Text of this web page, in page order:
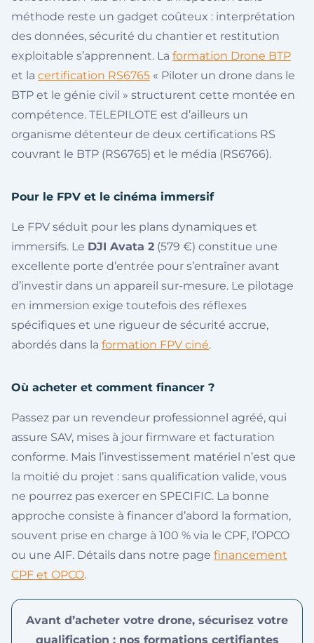
méthode reste un gadget coûteux : interprétation
des données, sécurité du chantier et restitution
exploitable s’apprennent. La formation Drone BTP
et la certification RS6765 « Piloter un drone dans le
BTP et le génie civil » structurent cette montée en
compétence. TELEPILOTE est d’ailleurs un
organisme détenteur de deux certifications RS
couvrant le BTP (RS6765) et le média (RS6766).
Pour le FPV et le cinéma immersif
Le FPV séduit pour les plans dynamiques et
immersifs. Le DJI Avata 2 (579 €) constitue une
excellente porte d’entrée pour s’entraîner avant
d’investir dans un appareil sur-mesure. Le pilotage
en immersion exige toutefois des réflexes
spécifiques et une rigueur de sécurité accrue,
abordés dans la formation FPV ciné.
Où acheter et comment financer ?
Passez par un revendeur professionnel agréé, qui
assure SAV, mises à jour firmware et facturation
conforme. Mais l’investissement matériel n’est que
la moitié du projet : sans qualification valide, vous
ne pourrez pas exercer en SPECIFIC. La bonne
approche consiste à financer d’abord la formation,
souvent prise en charge à 100 % via le CPF, l’OPCO
ou une AIF. Détails dans notre page financement
CPF et OPCO.
Avant d’acheter votre drone, sécurisez votre
qualification : nos formations certifiantes